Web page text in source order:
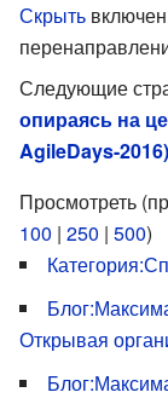
Скрыть
Следующие
опираясь на
AgileDays-2016)
Просмотреть
100 | 250 | 500)
Открывая